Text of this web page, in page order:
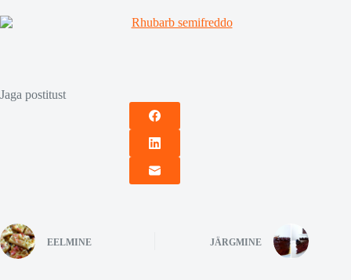
Jaga postitust
EELMINE JÄRGMINE